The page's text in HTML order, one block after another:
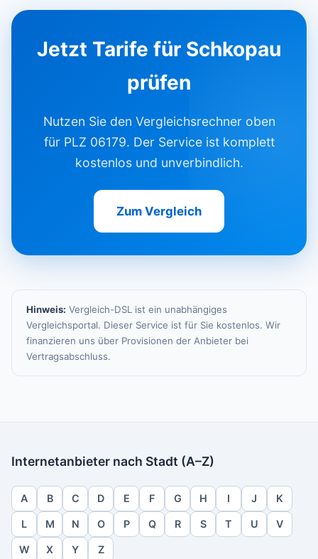
Jetzt Tarife für Schkopau
prüfen
Nutzen Sie den Vergleichsrechner oben
für PLZ 06179. Der Service ist komplett
kostenlos und unverbindlich.
Zum Vergleich
Hinweis: Vergleich-DSL ist ein unabhängiges
Vergleichsportal. Dieser Service ist für Sie kostenlos. Wir
finanzieren uns über Provisionen der Anbieter bei
Vertragsabschluss.
Internetanbieter nach Stadt (A–Z)
A B C D E F G H I J K
L M N O P Q R S T U V
W X Y Z